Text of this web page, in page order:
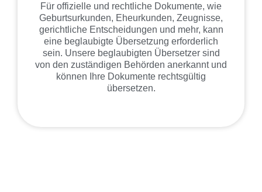
Für offizielle und rechtliche Dokumente, wie
Geburtsurkunden, Eheurkunden, Zeugnisse,
gerichtliche Entscheidungen und mehr, kann
eine beglaubigte Übersetzung erforderlich
sein. Unsere beglaubigten Übersetzer sind
von den zuständigen Behörden anerkannt und
können Ihre Dokumente rechtsgültig
übersetzen.